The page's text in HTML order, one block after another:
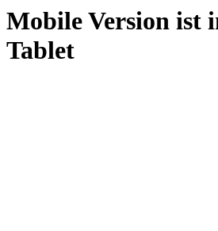
Mobile Version ist
Tablet